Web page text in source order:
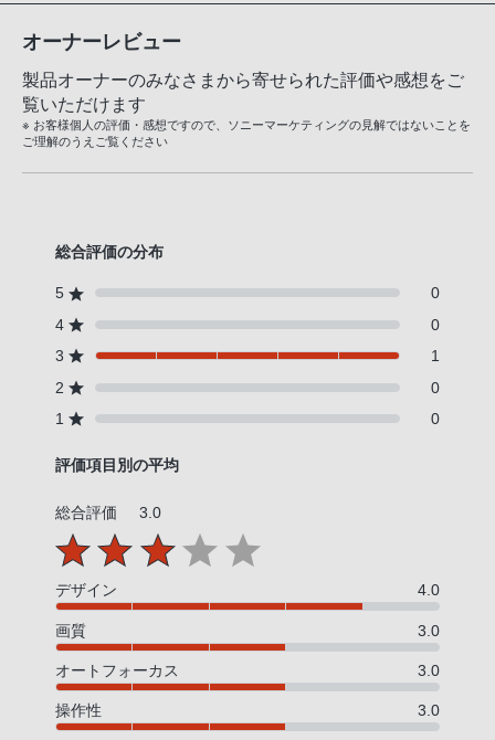
オーナーレビュー
製品オーナーのみなさまから寄せられた評価や感想をご
覧いただけます
※ お客様個人の評価・感想ですので、ソニーマーケティングの見解ではないことを
ご理解のうえご覧ください
総合評価の分布
5
0
4
0
3
1
2
0
1
0
評価項目別の平均
総合評価 3.0
デザイン 4.0
画質 3.0
オートフォーカス 3.0
操作性 3.0